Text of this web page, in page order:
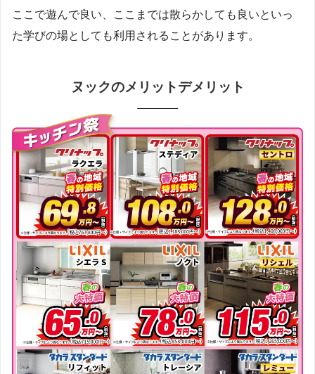
ここで遊んで良い、ここまでは散らかしても良いといっ
た学びの場としても利用されることがあります。
ヌックのメリットデメリット